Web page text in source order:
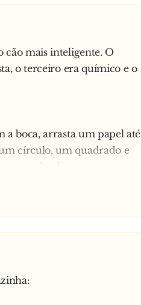
cão mais inteligente. O
o terceiro era químico e o
a boca, arrasta um papel até
círculo, um quadrado e
inteligente.
até junto dos
com 3 bolachas cada.
uma caneca até aos